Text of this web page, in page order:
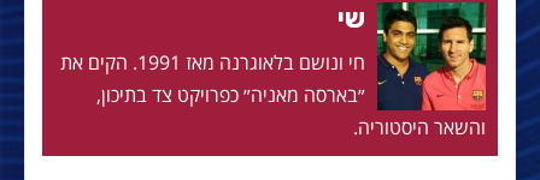
שי
חי ונושם בלאוגרנה מאז 1991. הקים את
״בארסה מאניה״ כפרויקט צד בתיכון,
והשאר היסטוריה.